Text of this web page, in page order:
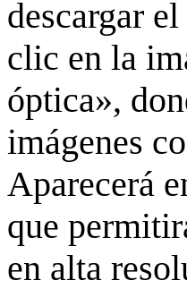
descargar
clic en la
óptica»,
imágenes
Aparecerá
que
en alta